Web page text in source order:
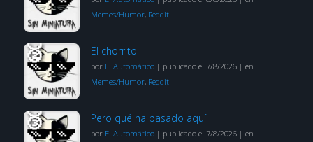
Memes/Humor, Reddit
El chorrito
por El Automático| publicado el 7/8/2026| en
Memes/Humor, Reddit
Pero qué ha pasado aquí
por El Automático| publicado el 7/8/2026| en